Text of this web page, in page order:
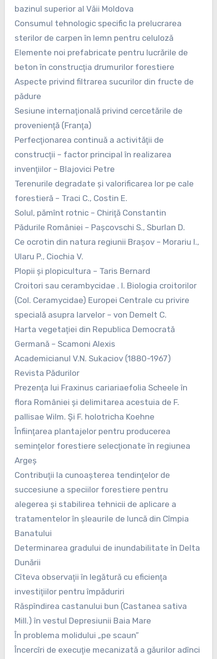
bazinul superior al Văii Moldova
Consumul tehnologic specific la prelucrarea
sterilor de carpen în lemn pentru celuloză
Elemente noi prefabricate pentru lucrările de
beton în construcţia drumurilor forestiere
Aspecte privind filtrarea sucurilor din fructe de
pădure
Sesiune internaţională privind cercetările de
provenienţă (Franţa)
Perfecţionarea continuă a activităţii de
construcţii – factor principal în realizarea
invenţiilor – Blajovici Petre
Terenurile degradate şi valorificarea lor pe cale
forestieră – Traci C., Costin E.
Solul, pămînt rotnic – Chiriţă Constantin
Pădurile României – Paşcovschi S., Sburlan D.
Ce ocrotin din natura regiunii Braşov – Morariu I.,
Ularu P., Ciochia V.
Plopii şi plopicultura – Taris Bernard
Croitori sau cerambycidae . I. Biologia croitorilor
(Col. Ceramycidae) Europei Centrale cu privire
specială asupra larvelor – von Demelt C.
Harta vegetaţiei din Republica Democrată
Germană – Scamoni Alexis
Academicianul V.N. Sukaciov (1880-1967)
Revista Pădurilor
Prezenţa lui Fraxinus cariariaefolia Scheele în
flora României şi delimitarea acestuia de F.
pallisae Wilm. Şi F. holotricha Koehne
Înfiinţarea plantajelor pentru producerea
seminţelor forestiere selecţionate în regiunea
Argeş
Contribuţii la cunoaşterea tendinţelor de
succesiune a speciilor forestiere pentru
alegerea şi stabilirea tehnicii de aplicare a
tratamentelor în şleaurile de luncă din Cîmpia
Banatului
Determinarea gradului de inundabilitate în Delta
Dunării
Cîteva observaţii în legătură cu eficienţa
investiţiilor pentru împăduriri
Răspîndirea castanului bun (Castanea sativa
Mill.) în vestul Depresiunii Baia Mare
În problema molidului „pe scaun”
Încercîri de execuţie mecanizată a găurilor adînci